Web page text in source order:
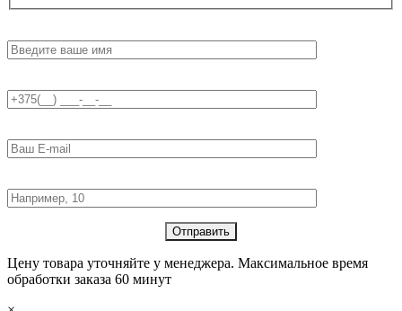
Цену товара уточняйте у менеджера. Максимальное время
обработки заказа 60 минут